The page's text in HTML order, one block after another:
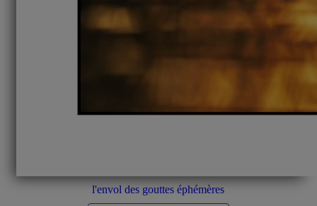
l'envol des gouttes éphémères